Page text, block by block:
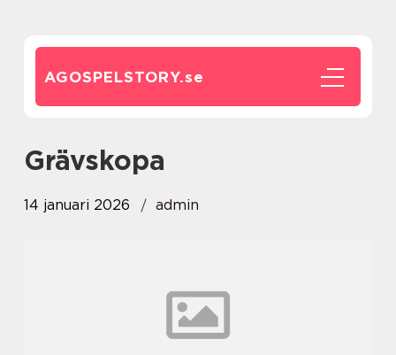
AGOSPELSTORY.se
grävskopa
14 januari 2026 admin